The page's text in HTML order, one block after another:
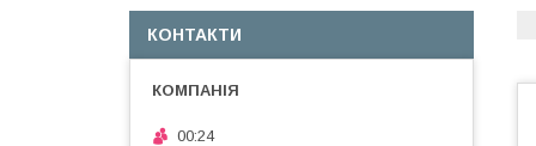
КОНТАКТИ
00:24